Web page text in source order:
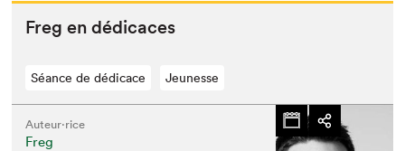
Freg en dédicaces
Séance de dédicace Jeunesse
Auteur·rice
Freg